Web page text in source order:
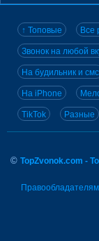
↑ Топовые Все
Звонок на любой
На будильник и смс
На iPhone
TikTok Разные
© TopZvonok.com -